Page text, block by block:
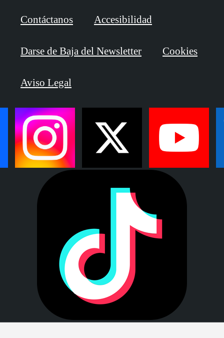
Contáctanos Accesibilidad
Darse de Baja del Newsletter Cookies
Aviso Legal